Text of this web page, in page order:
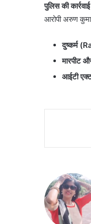
पुलिस की कार्रवाई
आरोपी अरुण
दुष्कर्म
मारपीट
आईटी